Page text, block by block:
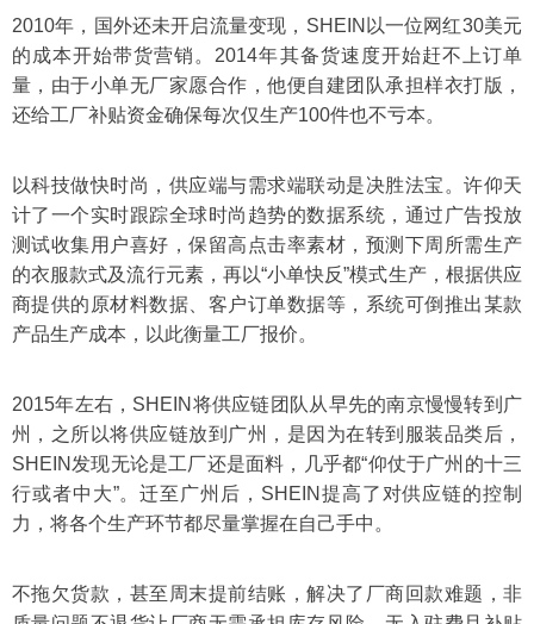
2010年，国外还未开启流量变现，SHEIN以一位网红30美元
的成本开始带货营销。2014年其备货速度开始赶不上订单
量，由于小单无厂家愿合作，他便自建团队承担样衣打版，
还给工厂补贴资金确保每次仅生产100件也不亏本。
以科技做快时尚，供应端与需求端联动是决胜法宝。许仰天
计了一个实时跟踪全球时尚趋势的数据系统，通过广告投放
测试收集用户喜好，保留高点击率素材，预测下周所需生产
的衣服款式及流行元素，再以“小单快反”模式生产，根据供应
商提供的原材料数据、客户订单数据等，系统可倒推出某款
产品生产成本，以此衡量工厂报价。
2015年左右，SHEIN将供应链团队从早先的南京慢慢转到广
州，之所以将供应链放到广州，是因为在转到服装品类后，
SHEIN发现无论是工厂还是面料，几乎都“仰仗于广州的十三
行或者中大”。迁至广州后，SHEIN提高了对供应链的控制
力，将各个生产环节都尽量掌握在自己手中。
不拖欠货款，甚至周末提前结账，解决了厂商回款难题，非